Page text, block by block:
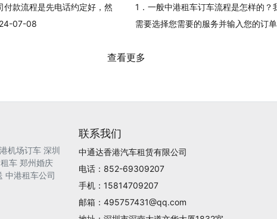
款流程是先电话约定好，然
07-08
1．一般中港租车订车流程是怎样的
需要选择您需要的服务并输入您的订
查看更多
机场订车 深圳
车 郑州婚庆
中港租车公司
联系我们
中通达香港汽车租赁有限公司
电话：852-69309207
手机：15814709207
邮箱：495757431@qq.com